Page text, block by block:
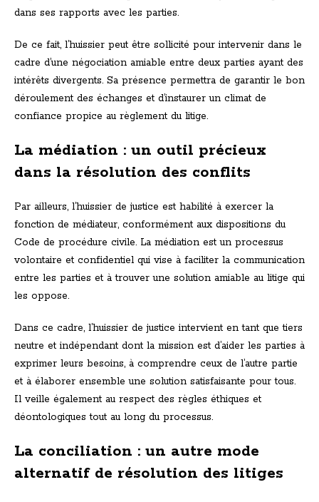
dans ses rapports avec les parties.
De ce fait, l’huissier peut être sollicité pour intervenir dans le
cadre d’une négociation amiable entre deux parties ayant des
intérêts divergents. Sa présence permettra de garantir le bon
déroulement des échanges et d’instaurer un climat de
confiance propice au règlement du litige.
La médiation : un outil précieux
dans la résolution des conflits
Par ailleurs, l’huissier de justice est habilité à exercer la
fonction de médiateur, conformément aux dispositions du
Code de procédure civile. La médiation est un processus
volontaire et confidentiel qui vise à faciliter la communication
entre les parties et à trouver une solution amiable au litige qui
les oppose.
Dans ce cadre, l’huissier de justice intervient en tant que tiers
neutre et indépendant dont la mission est d’aider les parties à
exprimer leurs besoins, à comprendre ceux de l’autre partie
et à élaborer ensemble une solution satisfaisante pour tous.
Il veille également au respect des règles éthiques et
déontologiques tout au long du processus.
La conciliation : un autre mode
alternatif de résolution des litiges